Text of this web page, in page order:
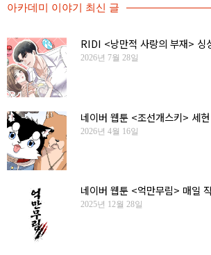
아카데미 이야기 최신 글
RIDI <낭만적 사랑의 부재> 싱
2026년 7월 28일
네이버 웹툰 <조선개스키> 세
2026년 4월 16일
네이버 웹툰 <억만무림> 매일
2025년 12월 28일